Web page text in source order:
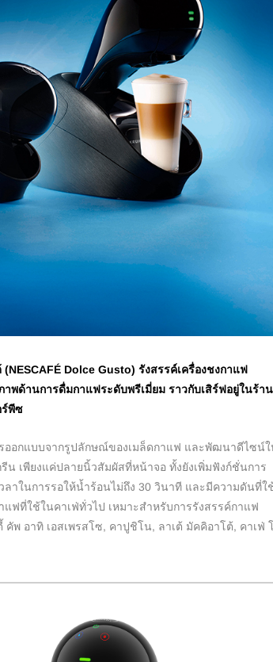
Dolce Gusto) รังสรรค์เครื่องชงกาแฟ
พด้านการดื่มกาแฟระดับพรีเมี่ยม ราวกับเสิร์ฟอยู่ในร้าน
ร์พีซ
ออกแบบจากรูปลักษณ์ของเมล็ดกาแฟ และพัฒนาดีไซน์
เพียงแค่ปลายนิ้วสัมผัสที่หน้าจอ ทั้งยังเพิ่มฟังก์ชั่นการ
าในการรอให้น้ำร้อนไม่ถึง 30 วินาที และมีความดันที่ใ
ฟที่ใช้ในคาเฟ่ทั่วไป เหมาะสำหรับการรังสรรค์กาแฟ
พ อาทิ เอสเพรสโซ, คาปูชิโน, ลาเต้ มัคคิอาโต้, คาเฟ่